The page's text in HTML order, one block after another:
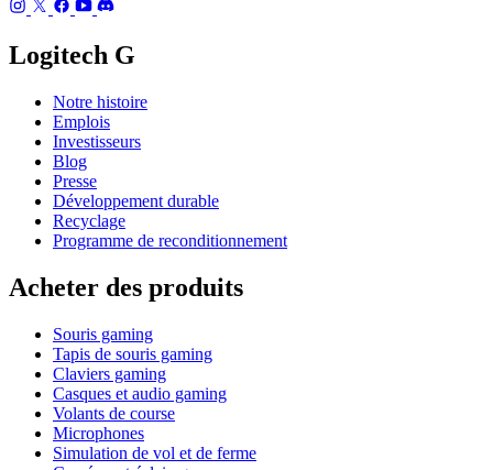
Logitech G
Notre histoire
Emplois
Investisseurs
Blog
Presse
Développement durable
Recyclage
Programme de reconditionnement
Acheter des produits
Souris gaming
Tapis de souris gaming
Claviers gaming
Casques et audio gaming
Volants de course
Microphones
Simulation de vol et de ferme